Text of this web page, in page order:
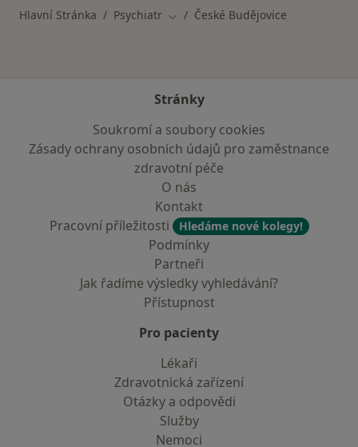
Hlavní Stránka Psychiatr Změna města
České Budějovice
Stránky
Soukromí a soubory cookies
Zásady ochrany osobních údajů pro zaměstnance
zdravotní péče
O nás
Kontakt
Pracovní příležitosti
Hledáme nové kolegy!
Podmínky
Partneři
Jak řadíme výsledky vyhledávání?
Přístupnost
Pro pacienty
Lékaři
Zdravotnická zařízení
Otázky a odpovědi
Služby
Nemoci